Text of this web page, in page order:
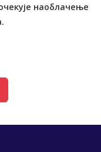
наоблачење